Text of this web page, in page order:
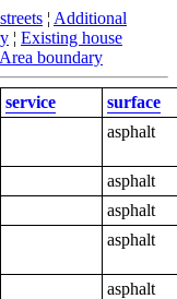
¦ Additional
¦ Existing house
Area boundary
service
surface
asphalt
asphalt
asphalt
asphalt
asphalt